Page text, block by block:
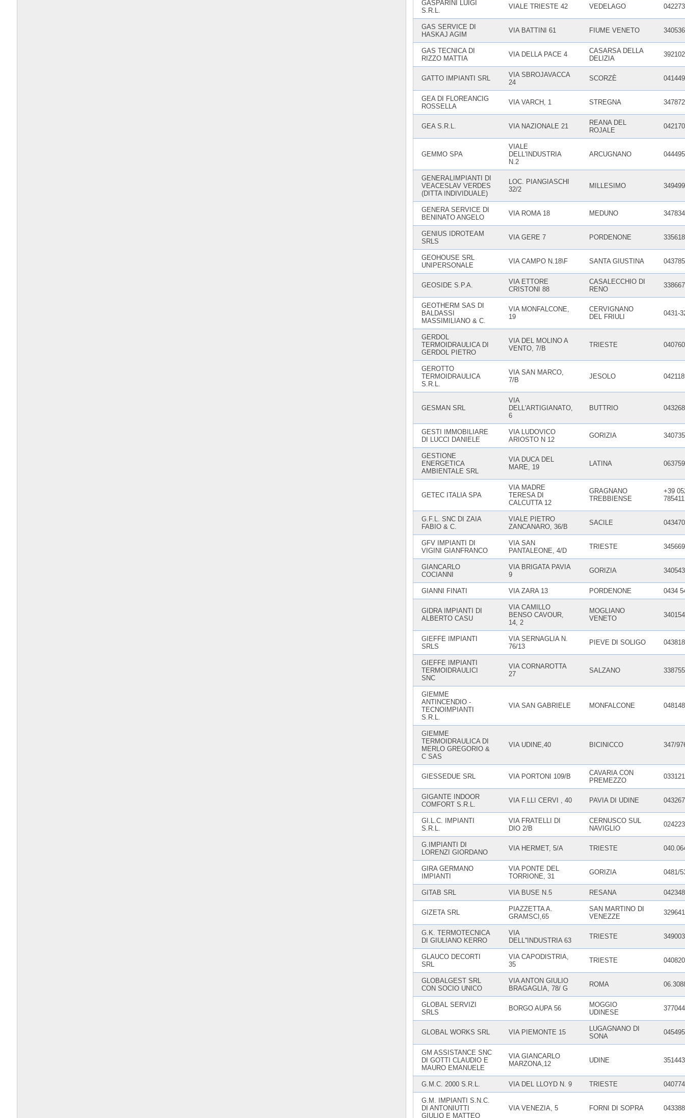
GASPARINI LUIGI
S.R.L.
VIALE TRIESTE 42 VEDELAGO
GAS SERVICE DI
HASKAJ AGIM
VIA BATTINI 61 FIUME VENETO
GAS TECNICA DI
RIZZO MATTIA
VIA DELLA PACE 4
CASARSA DELLA
DELIZIA
GATTO IMPIANTI SRL
VIA SBROJAVACCA
24
SCORZÈ
GEA DI FLOREANCIG
ROSSELLA
VIA VARCH, 1 STREGNA
GEA S.R.L. VIA NAZIONALE 21
REANA DEL
ROJALE
GEMMO SPA
VIALE
DELL'INDUSTRIA
N.2
ARCUGNANO
GENERALIMPIANTI DI
VEACESLAV VERDES
(DITTA INDIVIDUALE)
LOC. PIANGIASCHI
32/2
MILLESIMO
GENERA SERVICE DI
BENINATO ANGELO
VIA ROMA 18 MEDUNO
GENIUS IDROTEAM
SRLS
VIA GERE 7 PORDENONE
GEOHOUSE SRL
UNIPERSONALE
VIA CAMPO N.18\F SANTA GIUSTINA
GEOSIDE S.P.A.
VIA ETTORE
CRISTONI 88
CASALECCHIO DI
RENO
GEOTHERM SAS DI
BALDASSI
MASSIMILIANO & C.
VIA MONFALCONE,
19
CERVIGNANO
DEL FRIULI
0431-
GERDOL
TERMOIDRAULICA DI
GERDOL PIETRO
VIA DEL MOLINO A
VENTO, 7/B
TRIESTE
GEROTTO
TERMOIDRAULICA
S.R.L.
VIA SAN MARCO,
7/B
JESOLO
GESMAN SRL
VIA
DELL'ARTIGIANATO,
6
BUTTRIO
GESTI IMMOBILIARE
DI LUCCI DANIELE
VIA LUDOVICO
ARIOSTO N 12
GORIZIA
GESTIONE
ENERGETICA
AMBIENTALE SRL
VIA DUCA DEL
MARE, 19
LATINA
GETEC ITALIA SPA
VIA MADRE
TERESA DI
CALCUTTA 12
GRAGNANO
TREBBIENSE
+39
785411
G.F.L. SNC DI ZAIA
FABIO & C.
VIALE PIETRO
ZANCANARO, 36/B
SACILE
GFV IMPIANTI DI
VIGINI GIANFRANCO
VIA SAN
PANTALEONE, 4/D
TRIESTE
GIANCARLO
COCIANNI
VIA BRIGATA PAVIA
9
GORIZIA
GIANNI FINATI VIA ZARA 13 PORDENONE 0434
GIDRA IMPIANTI DI
ALBERTO CASU
VIA CAMILLO
BENSO CAVOUR,
14, 2
MOGLIANO
VENETO
GIEFFE IMPIANTI
SRLS
VIA SERNAGLIA N.
76/13
PIEVE DI SOLIGO
GIEFFE IMPIANTI
TERMOIDRAULICI
SNC
VIA CORNAROTTA
27
SALZANO
GIEMME
ANTINCENDIO -
TECNOIMPIANTI
S.R.L.
VIA SAN GABRIELE MONFALCONE
GIEMME
TERMOIDRAULICA DI
MERLO GREGORIO &
C SAS
VIA UDINE,40 BICINICCO 347/
GIESSEDUE SRL VIA PORTONI 109/B
CAVARIA CON
PREMEZZO
GIGANTE INDOOR
COMFORT S.R.L.
VIA F.LLI CERVI , 40 PAVIA DI UDINE
GI.L.C. IMPIANTI
S.R.L.
VIA FRATELLI DI
DIO 2/B
CERNUSCO SUL
NAVIGLIO
G.IMPIANTI DI
LORENZI GIORDANO
VIA HERMET, 5/A TRIESTE
GIRA GERMANO
IMPIANTI
VIA PONTE DEL
TORRIONE, 31
GORIZIA 0481/
GITAB SRL VIA BUSE N.5 RESANA
GIZETA SRL
PIAZZETTA A.
GRAMSCI,65
SAN MARTINO DI
VENEZZE
G.K. TERMOTECNICA
DI GIULIANO KERRO
VIA
DELL''INDUSTRIA 63
TRIESTE
GLAUCO DECORTI
SRL
VIA CAPODISTRIA,
35
TRIESTE
GLOBALGEST SRL
CON SOCIO UNICO
VIA ANTON GIULIO
BRAGAGLIA, 78/ G
ROMA
GLOBAL SERVIZI
SRLS
BORGO AUPA 56
MOGGIO
UDINESE
GLOBAL WORKS SRL VIA PIEMONTE 15
LUGAGNANO DI
SONA
GM ASSISTANCE SNC
DI GOTTI CLAUDIO E
MAURO EMANUELE
VIA GIANCARLO
MARZONA,12
UDINE
G.M.C. 2000 S.R.L. VIA DEL LLOYD N. 9 TRIESTE
G.M. IMPIANTI S.N.C.
DI ANTONIUTTI
GIULIO E MATTEO
VIA VENEZIA, 5 FORNI DI SOPRA